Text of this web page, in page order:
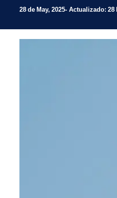
28 de May, 2025 Actualizado: 28